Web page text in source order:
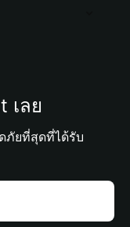
เลย
ภัยที่สุดที่ได้รับ